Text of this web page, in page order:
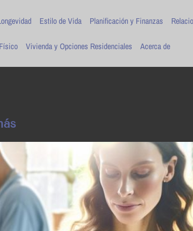
Estilo de Vida Planificación y Finanzas
Vivienda y Opciones Residenciales Acerca de